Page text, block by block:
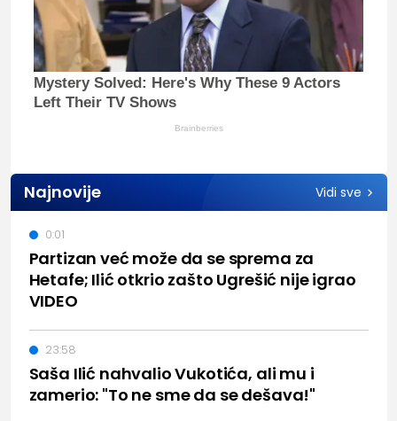
Mystery Solved: Here's Why These 9 Actors
Left Their TV Shows
Brainberries
Najnovije Vidi sve
Partizan već može da se sprema za
Hetafe; Ilić otkrio zašto Ugrešić nije igrao
VIDEO
0:01
Saša Ilić nahvalio Vukotića, ali mu i
zamerio: "To ne sme da se dešava!"
23:58